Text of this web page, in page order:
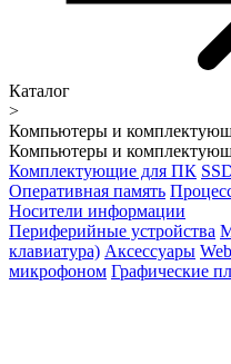
Каталог
>
Компьютеры и
Компьютеры и
Комплектующие для ПК
Оперативная память
Носители информации
Периферийные устройства
клавиатура) Аксессуары
микрофоном Графические